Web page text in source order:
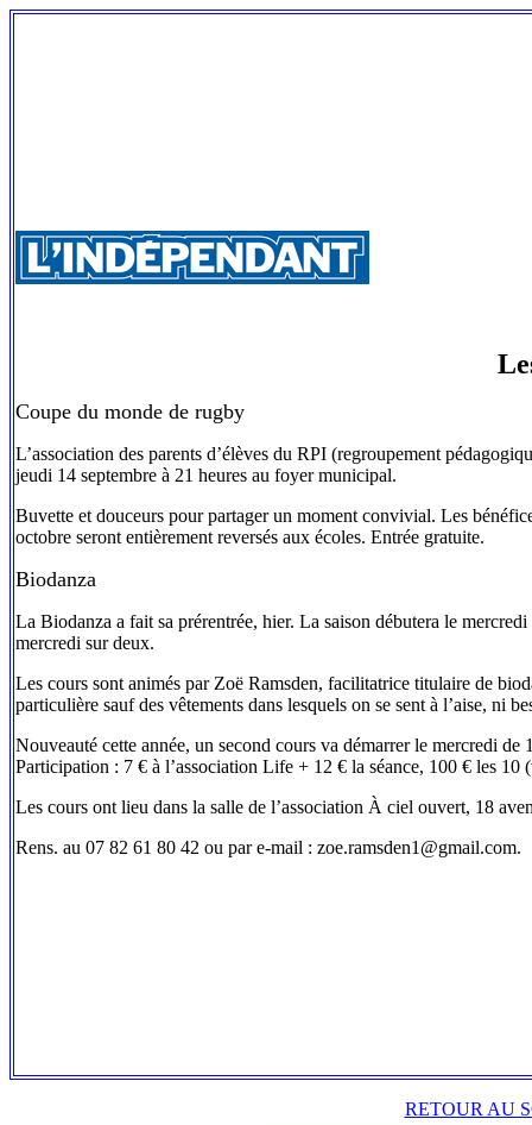
Coupe du monde de rugby
L’association des parents d’élèves du RPI (regroupement
jeudi 14 septembre à 21 heures au foyer municipal.
Buvette et douceurs pour partager un moment convivial. Les
octobre seront entièrement reversés aux écoles. Entrée gratuite.
Biodanza
La Biodanza a fait sa prérentrée, hier. La saison débutera le
mercredi sur deux.
Les cours sont animés par Zoë Ramsden, facilitatrice titulaire de
particulière sauf des vêtements dans lesquels on se sent à l’aise, ni
Nouveauté cette année, un second cours va démarrer le mercredi
Participation : 7 € à l’association Life + 12 € la séance, 100 € les 10
Les cours ont lieu dans la salle de l’association À ciel ouvert, 18
Rens. au 07 82 61 80 42 ou par e-mail : zoe.ramsden1@gmail.com.
RETOUR AU